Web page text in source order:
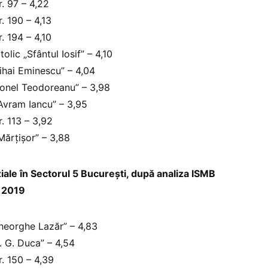
97 – 4,22
190 – 4,13
194 – 4,10
„Sfântul Iosif” – 4,10
Eminescu” – 4,04
Teodoreanu” – 3,98
Iancu” – 3,95
113 – 3,92
– 3,88
în Sectorul 5 București, după analiza ISMB
Lazăr” – 4,83
G. Duca” – 4,54
150 – 4,39